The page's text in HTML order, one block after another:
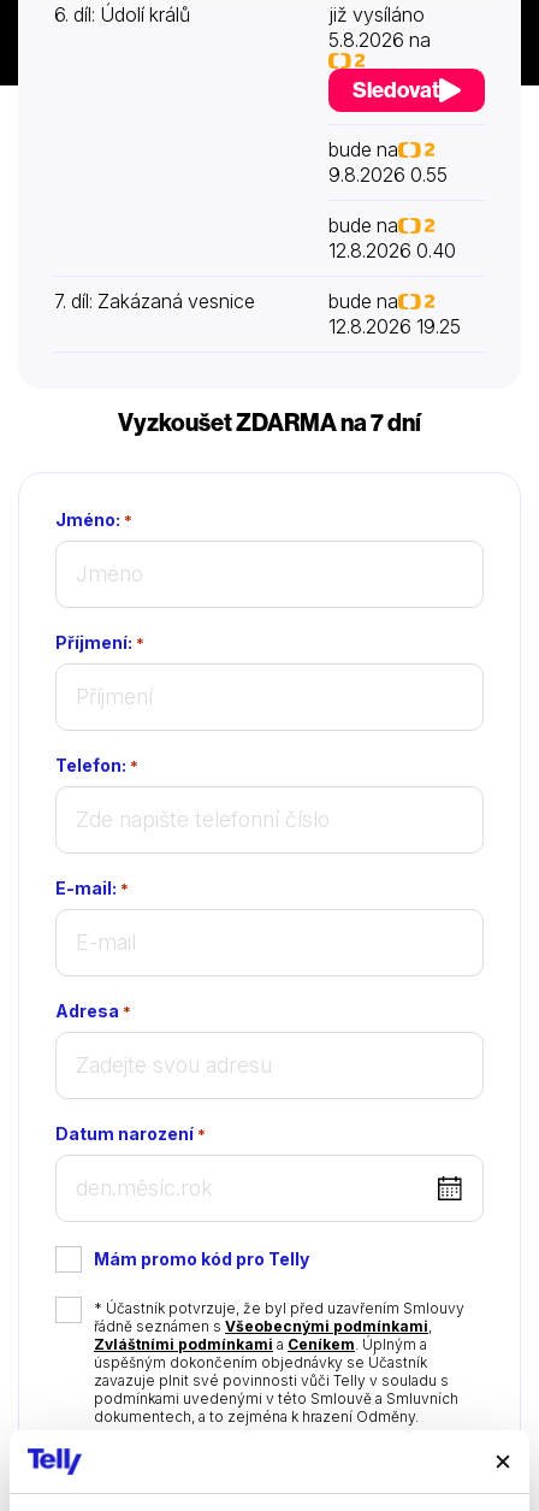
6. díl: Údolí králů
již vysíláno
5.8.2026 na
Sledovat
bude na
9.8.2026 0.55
bude na
12.8.2026 0.40
7. díl: Zakázaná vesnice
bude na
12.8.2026 19.25
Vyzkoušet ZDARMA na 7 dní
Jméno: *
Příjmení: *
Telefon: *
E-mail: *
Adresa *
Datum narození *
DD
dot
MM
dot
YYYY
Mám promo kód pro Telly
* Účastník potvrzuje, že byl před uzavřením Smlouvy
řádně seznámen s Všeobecnými podmínkami,
Zvláštními podmínkami a Ceníkem. Úplným a
úspěšným dokončením objednávky se Účastník
zavazuje plnit své povinnosti vůči Telly v souladu s
podmínkami uvedenými v této Smlouvě a Smluvních
dokumentech, a to zejména k hrazení Odměny.
Nabízíme Vám i možnost nezávazně od nás